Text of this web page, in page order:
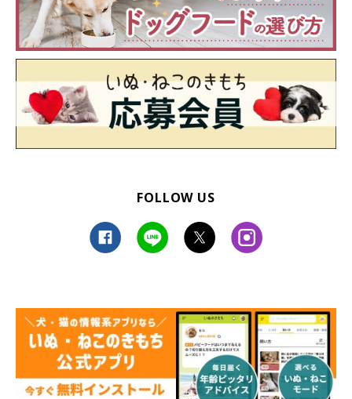
FOLLOW US